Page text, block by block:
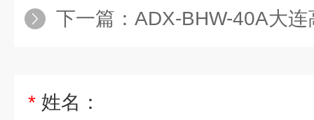
下一篇： ADX-BHW-40A大连
* 姓名：